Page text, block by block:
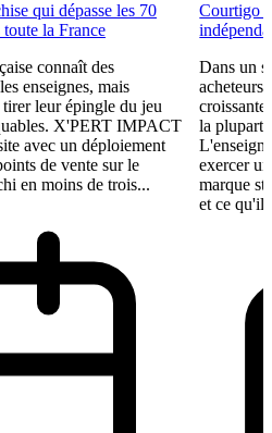
qui dépasse les 70
la France
connaît des
enseignes, mais
leur épingle du jeu
X'PERT IMPACT
avec un déploiement
de vente sur le
en moins de trois...
Courtigo :
Dans un
acheteurs
la plupart
exercer
marque
et ce qu'il